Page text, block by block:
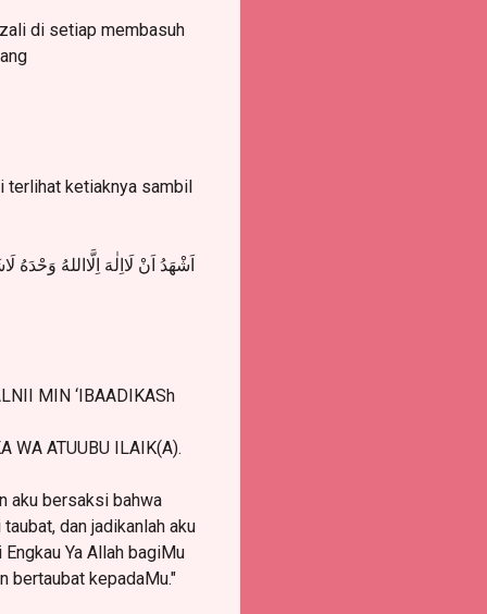
di setiap membasuh
terlihat ketiaknya sambil
اَشْهَدُ اَنْ لَااِلٰهَ اِلَّااللهُ
MIN ‘IBAADIKASh
WA ATUUBU ILAIK(A).
aku bersaksi bahwa
dan jadikanlah aku
Ya Allah bagiMu
bertaubat kepadaMu."